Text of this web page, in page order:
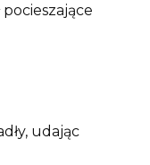
udając